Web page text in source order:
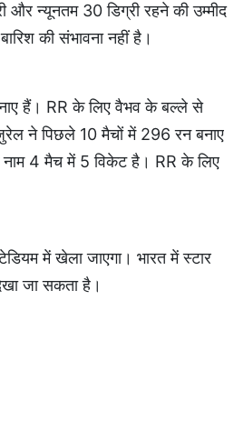
और न्यूनतम 30 डिग्री रहने की उम्मीद
की संभावना नहीं है।
हैं। RR के लिए वैभव के बल्ले से
ने पिछले 10 मैचों में 296 रन बनाए
नाम 4 मैच में 5 विकेट है। RR के लिए
में खेला जाएगा। भारत में स्टार
जा सकता है।